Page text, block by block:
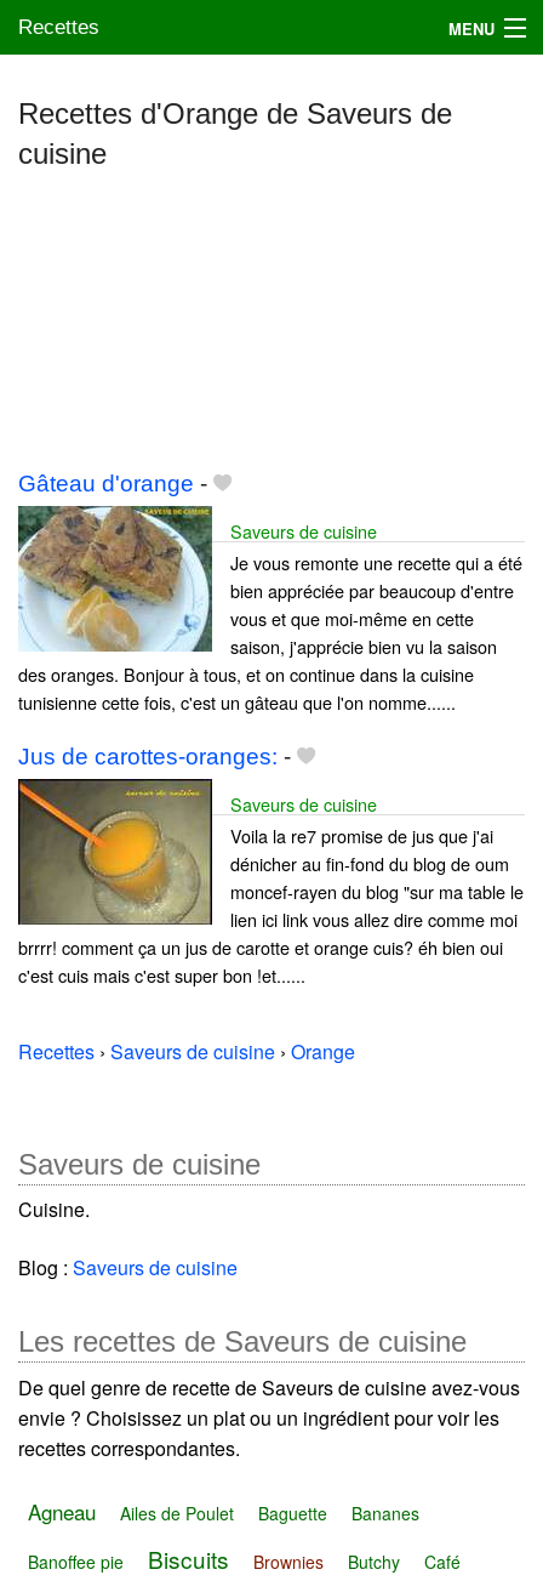
Recettes MENU
Mes blogs préférés
Recettes d'Orange de Saveurs de
cuisine
Gâteau d'orange -
Saveurs de cuisine
Je vous remonte une recette qui a été
bien appréciée par beaucoup d'entre
vous et que moi-même en cette
saison, j'apprécie bien vu la saison
des oranges. Bonjour à tous, et on continue dans la cuisine
tunisienne cette fois, c'est un gâteau que l'on nomme......
Jus de carottes-oranges: -
Saveurs de cuisine
Voila la re7 promise de jus que j'ai
dénicher au fin-fond du blog de oum
moncef-rayen du blog "sur ma table le
lien ici link vous allez dire comme moi
brrrr! comment ça un jus de carotte et orange cuis? éh bien oui
c'est cuis mais c'est super bon !et......
Recettes › Saveurs de cuisine › Orange
Saveurs de cuisine
Cuisine.
Blog : Saveurs de cuisine
Les recettes de Saveurs de cuisine
De quel genre de recette de Saveurs de cuisine avez-vous
envie ? Choisissez un plat ou un ingrédient pour voir les
recettes correspondantes.
Agneau Ailes de Poulet Baguette
Bananes
Banoffee pie
Biscuits Brownies Butchy Café